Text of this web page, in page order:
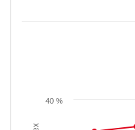
View as data table,
The chart has 1 X axis
40 %